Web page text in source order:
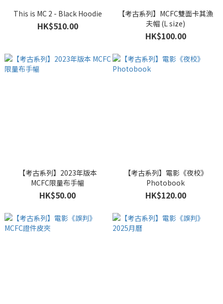
This is MC 2 - Black Hoodie
HK$510.00
【考古系列】MCFC雙面卡其漁
夫帽 (L size)
HK$100.00
【考古系列】2023年版本
MCFC限量布手幅
HK$50.00
【考古系列】電影《夜校》
Photobook
HK$120.00